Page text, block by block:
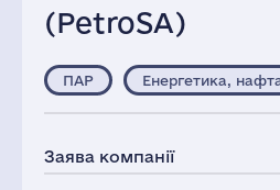
(PetroSA)
ПАР Енергетика,
Заява компанії